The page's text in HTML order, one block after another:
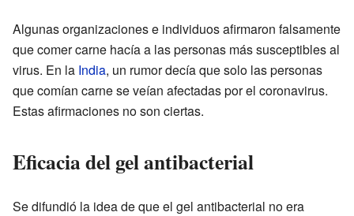
Algunas organizaciones e individuos afirmaron falsamente
que comer carne hacía a las personas más susceptibles al
virus. En la India, un rumor decía que solo las personas
que comían carne se veían afectadas por el coronavirus.
Estas afirmaciones no son ciertas.
Eficacia del gel antibacterial
Se difundió la idea de que el gel antibacterial no era